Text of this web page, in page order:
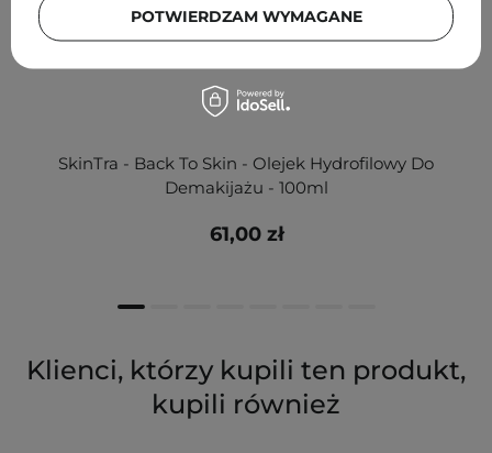
SkinTra - Back To Skin - Olejek Hydrofilowy Do
Demakijażu - 100ml
61,00 zł
Klienci, którzy kupili ten produkt,
kupili również
POTWIERDZAM WYMAGANE